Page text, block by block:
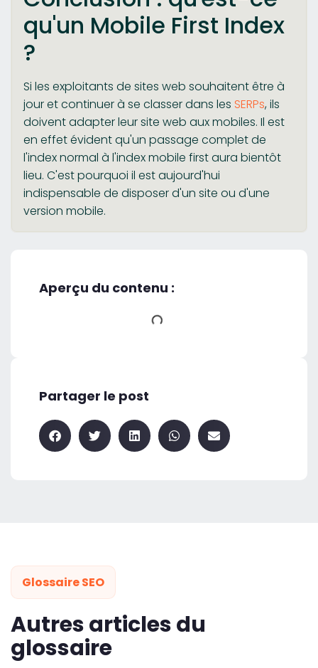
qu'un Mobile First Index
?
Si les exploitants de sites web souhaitent être à
jour et continuer à se classer dans les SERPs, ils
doivent adapter leur site web aux mobiles. Il est
en effet évident qu'un passage complet de
l'index normal à l'index mobile first aura bientôt
lieu. C'est pourquoi il est aujourd'hui
indispensable de disposer d'un site ou d'une
version mobile.
Aperçu du contenu :
Partager le post
Glossaire SEO
Autres articles du
glossaire